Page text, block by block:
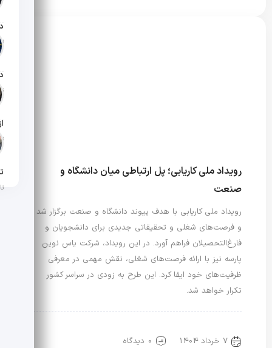
رویداد ملی کاریابی؛ پل ارتباطی میان دانشگاه و
صنعت
رویداد ملی کاریابی با هدف پیوند دانشگاه و صنعت برگزار شد
و فرصت‌های شغلی و تحقیقاتی جدیدی برای دانشجویان و
فارغ‌التحصیلان فراهم آورد. در این رویداد، شرکت یاس نوین
پارسه نیز با ارائه فرصت‌های شغلی، نقش مهمی در معرفی
ظرفیت‌های خود ایفا کرد. این طرح به زودی در سراسر کشور
تکرار خواهد شد.
7 خرداد 1404 0 دیدگاه